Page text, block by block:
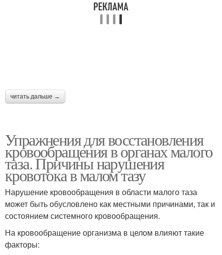
читать дальше →
Упражнения для восстановления
кровообращения в органах малого
таза. Причины нарушения
кровотока в малом тазу
Нарушение кровообращения в области малого таза
может быть обусловлено как местными причинами, так и
состоянием системного кровообращения.
На кровообращение организма в целом влияют такие
факторы: